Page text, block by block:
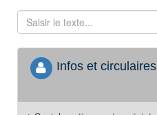
Infos et circulaires